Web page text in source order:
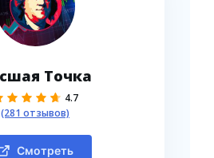
Точка
4.7
(281 отзывов)
Смотреть